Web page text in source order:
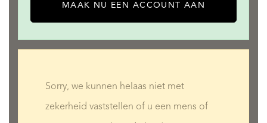
MAAK NU EEN ACCOUNT AAN
Sorry, we kunnen helaas niet met
zekerheid vaststellen of u een mens of